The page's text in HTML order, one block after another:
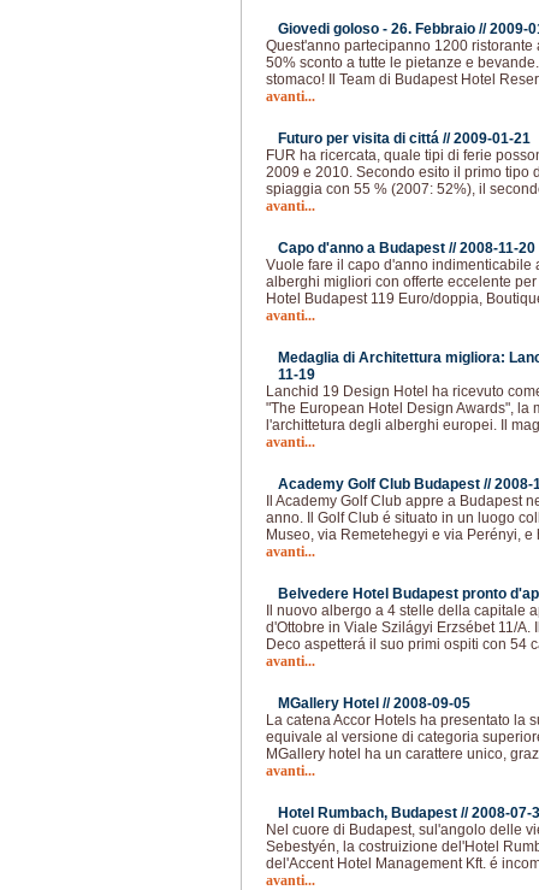
Giovedi goloso - 26. Febbraio //2009-
Quest'anno partecipanno 1200 ristorante
50% sconto a tutte le pietanze e
stomaco! Il Team di Budapest Hotel
avanti...
Futuro per visita di cittá //2009-01-21
FUR ha ricercata, quale tipi di ferie
2009 e 2010. Secondo esito il primo tipo
spiaggia con 55 % (2007: 52%), il
avanti...
Capo d'anno a Budapest //2008-11-20
Vuole fare il capo d'anno indimenticabile
alberghi migliori con offerte eccelente
Hotel Budapest 119 Euro/doppia,
avanti...
Medaglia di Architettura migliora:
11-19
Lanchid 19 Design Hotel ha ricevuto
"The European Hotel Design Awards", la
l'archittetura degli alberghi europei. Il
avanti...
Academy Golf Club Budapest //2008-
Il Academy Golf Club appre a Budapest
anno. Il Golf Club é situato in un luogo
Museo, via Remetehegyi e via Perényi,
avanti...
Belvedere Hotel Budapest pronto
Il nuovo albergo a 4 stelle della capitale
d'Ottobre in Viale Szilágyi Erzsébet 11/A.
Deco aspetterá il suo primi ospiti con 54
avanti...
MGallery Hotel //2008-09-05
La catena Accor Hotels ha presentato la
equivale al versione di categoria
MGallery hotel ha un carattere unico,
avanti...
Hotel Rumbach, Budapest //2008-07-
Nel cuore di Budapest, sul'angolo delle
Sebestyén, la costruizione del'Hotel
del'Accent Hotel Management Kft. é
avanti...